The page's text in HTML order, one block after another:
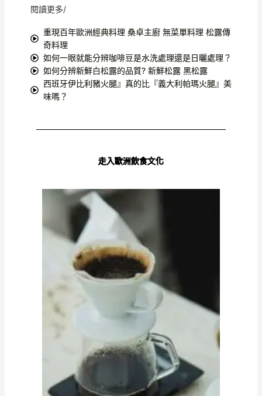
閱讀更多/
重現百年歐洲經典料理 桑卓主廚 無菜單料理 松露傳
奇料理
如何一眼就能分辨咖啡豆是水洗處理還是日曬處理？
如何分辨新鮮白松露的品質? 新鮮松露 黑松露
西班牙伊比利豬火腿』真的比『義大利帕瑪火腿』美
味嗎？
走入歐洲飲食文化